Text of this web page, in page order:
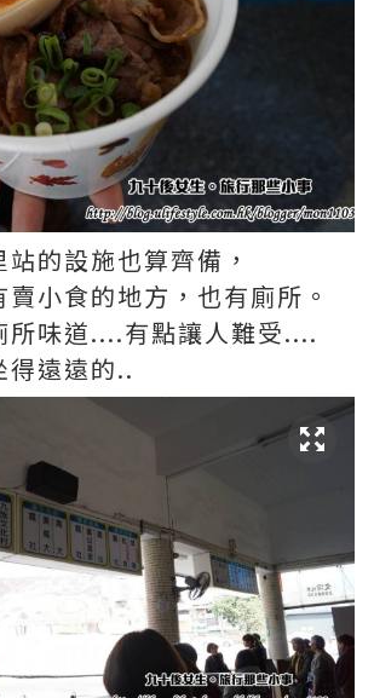
的設施也算齊備，
小食的地方，也有廁所。
所味道....有點讓人難受....
得遠遠的..